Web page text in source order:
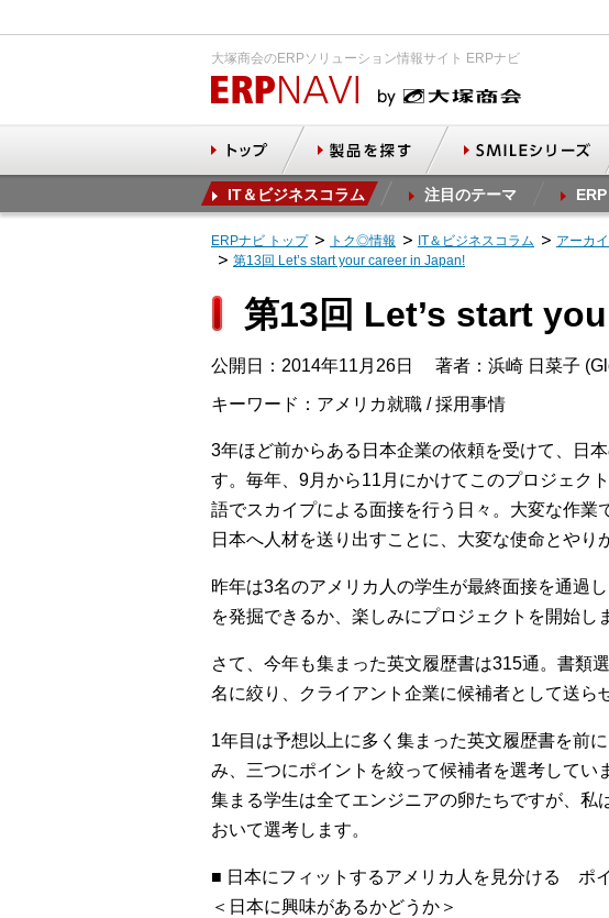
大塚商会のERPソリューション情報サイト ERPナビ
IT＆ビジネスコラム 注目のテーマ
ERPナビ トップ トク◎情報 IT＆ビジネスコラム アーカ
第13回 Let’s start your career in Japan!
第13回 Let’s start
公開日：2014年11月26日 著者：浜崎 日菜子
キーワード：アメリカ就職 / 採用事情
3年ほど前からある日本企業の依頼を受けて、日
す。毎年、9月から11月にかけてこのプロジェク
語でスカイプによる面接を行う日々。大変な作
日本へ人材を送り出すことに、大変な使命とやり
昨年は3名のアメリカ人の学生が最終面接を通過
を発掘できるか、楽しみにプロジェクトを開始し
さて、今年も集まった英文履歴書は315通。書類
名に絞り、クライアント企業に候補者として送ら
1年目は予想以上に多く集まった英文履歴書を前
み、三つにポイントを絞って候補者を選考してい
集まる学生は全てエンジニアの卵たちですが、
おいて選考します。
■ 日本にフィットするアメリカ人を見分ける ポ
＜日本に興味があるかどうか＞